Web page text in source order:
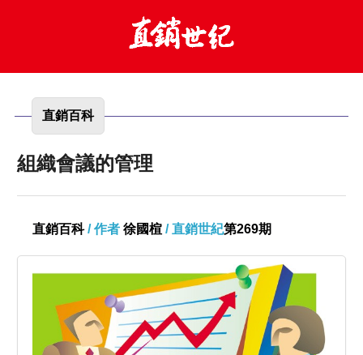
直銷百科
組織會議的管理
直銷百科/ 作者 徐國楦 / 直銷世紀第269期